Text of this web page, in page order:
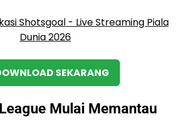
SEKARANG
Mulai Memantau